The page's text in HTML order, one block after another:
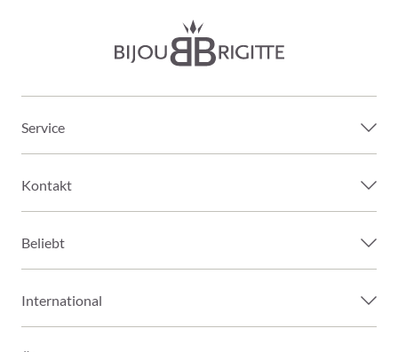
Service
Kontakt
Beliebt
International